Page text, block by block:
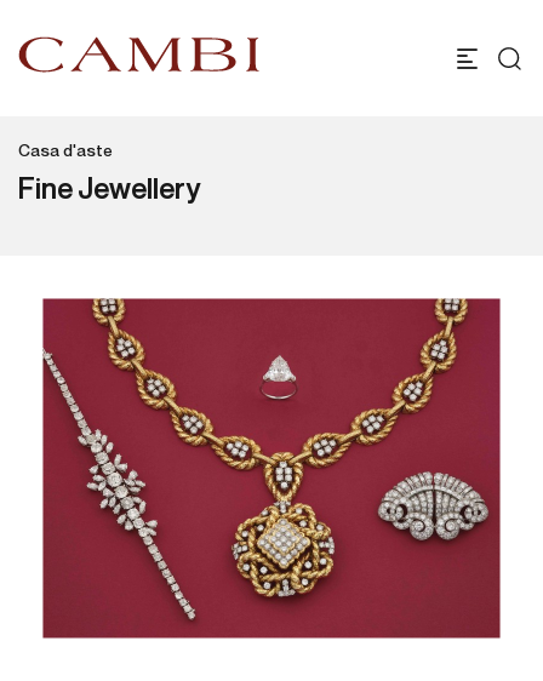
Casa d'aste
Fine Jewellery